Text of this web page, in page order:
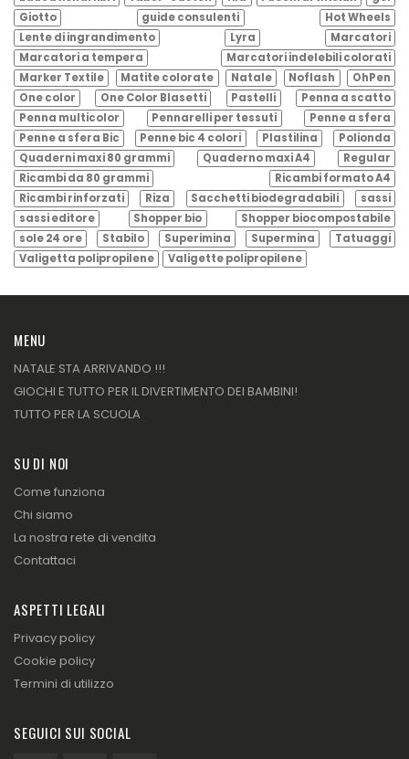
Giotto
guide consulenti
Hot Wheels
Lente di ingrandimento
Lyra
Marcatori
Marcatori a tempera
Marcatori indelebili colorati
Marker Textile
Matite colorate Natale Noflash
OhPen
One color
One Color Blasetti Pastelli
Penna a scatto
Penna multicolor
Pennarelli per tessuti
Penne a sfera
Penne a sfera Bic
Penne bic 4 colori Plastilina
Polionda
Quaderni maxi 80 grammi
Quaderno maxi A4
Regular
Ricambi da 80 grammi
Ricambi formato A4
Ricambi rinforzati
Riza Sacchetti biodegradabili
sassi
sassi editore
Shopper bio
Shopper biocompostabile
sole 24 ore
Stabilo Superimina Supermina
Tatuaggi
Valigetta polipropilene
Valigette polipropilene
MENU
NATALE STA ARRIVANDO !!!
GIOCHI E TUTTO PER IL DIVERTIMENTO DEI BAMBINI!
TUTTO PER LA SCUOLA
SU DI NOI
Come funziona
Chi siamo
La nostra rete di vendita
Contattaci
ASPETTI LEGALI
Privacy policy
Cookie policy
Termini di utilizzo
SEGUICI SUI SOCIAL